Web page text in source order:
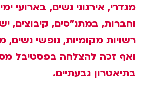
מגדרי, אירגוני נשים, בארועי
וחברות, במתנ"סים, קיבוצים,
רשויות מקומיות, נופשי נשים,
ואף זכה להצלחה בפסטיבל
בתיאטרון גבעתיים.